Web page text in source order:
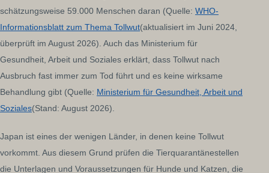
schätzungsweise 59.000 Menschen daran (Quelle: WHO-
Informationsblatt zum Thema Tollwut(aktualisiert im Juni 2024,
überprüft im August 2026). Auch das Ministerium für
Gesundheit, Arbeit und Soziales erklärt, dass Tollwut nach
Ausbruch fast immer zum Tod führt und es keine wirksame
Behandlung gibt (Quelle: Ministerium für Gesundheit, Arbeit und
Soziales(Stand: August 2026).
Japan ist eines der wenigen Länder, in denen keine Tollwut
vorkommt. Aus diesem Grund prüfen die Tierquarantänestellen
die Unterlagen und Voraussetzungen für Hunde und Katzen, die